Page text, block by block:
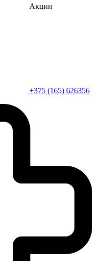
Акции
+375 (165) 626356